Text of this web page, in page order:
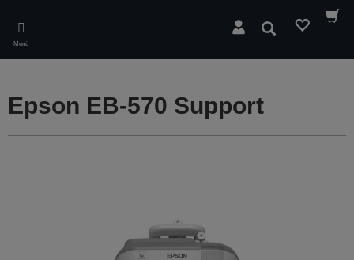
main
content
Menü
Suchen
Epson EB-570 Support